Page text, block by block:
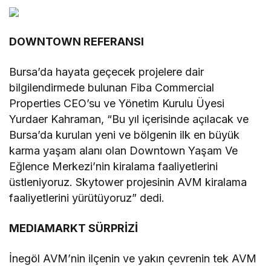
DOWNTOWN REFERANSI
Bursa’da hayata geçecek projelere dair
bilgilendirmede bulunan Fiba Commercial
Properties CEO’su ve Yönetim Kurulu Üyesi
Yurdaer Kahraman, “Bu yıl içerisinde açılacak ve
Bursa’da kurulan yeni ve bölgenin ilk en büyük
karma yaşam alanı olan Downtown Yaşam Ve
Eğlence Merkezi’nin kiralama faaliyetlerini
üstleniyoruz. Skytower projesinin AVM kiralama
faaliyetlerini yürütüyoruz” dedi.
MEDIAMARKT SÜRPRİZİ
İnegöl AVM’nin ilçenin ve yakın çevrenin tek AVM